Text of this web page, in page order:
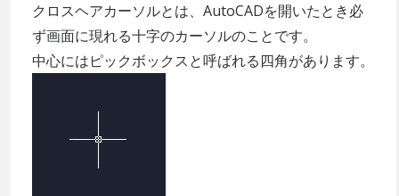
クロスヘアカーソルとは、AutoCADを開いたとき必
ず画面に現れる十字のカーソルのことです。
中心にはピックボックスと呼ばれる四角があります。